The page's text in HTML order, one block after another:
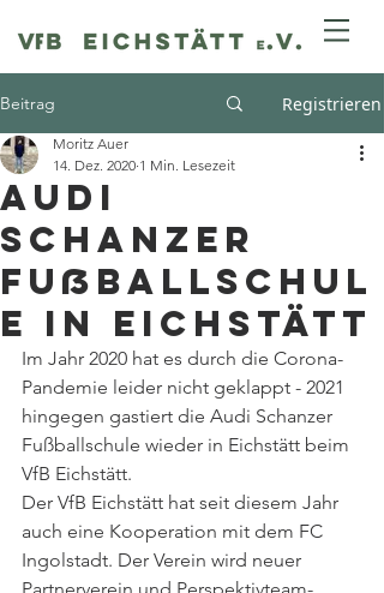
Beitrag Registrieren
Audi
Schanzer
Fußballschul
e in Eichstätt
Moritz Auer
14. Dez. 2020 1 Min. Lesezeit
Im Jahr 2020 hat es durch die Corona-
Pandemie leider nicht geklappt - 2021
hingegen gastiert die Audi Schanzer
Fußballschule wieder in Eichstätt beim
VfB Eichstätt.
Der VfB Eichstätt hat seit diesem Jahr
auch eine Kooperation mit dem FC
Ingolstadt. Der Verein wird neuer